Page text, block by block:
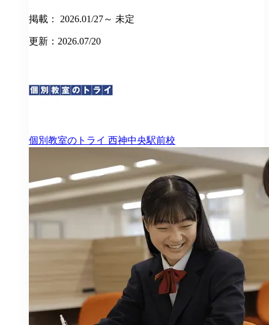
掲載： 2026.01/27～ 未定
更新：2026.07/20
個別教室のトライ 西神中央駅前校